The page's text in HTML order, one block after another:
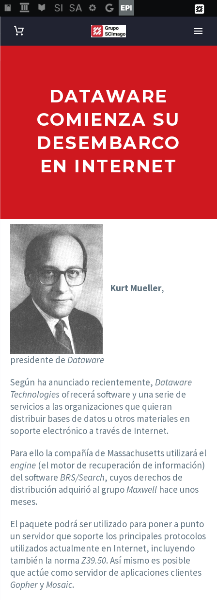
DATAWARE
COMIENZA SU
DESEMBARCO
EN INTERNET
Kurt Mueller,
presidente de Dataware
Según ha anunciado recientemente, Dataware
Technologies ofrecerá software y una serie de
servicios a las organizaciones que quieran
distribuir bases de datos u otros materiales en
soporte electrónico a través de Internet.
Para ello la compañía de Massachusetts utilizará el
engine (el motor de recuperación de información)
del software BRS/Search, cuyos derechos de
distribución adquirió al grupo Maxwell hace unos
meses.
El paquete podrá ser utilizado para poner a punto
un servidor que soporte los principales protocolos
utilizados actualmente en Internet, incluyendo
también la norma Z39.50. Así mismo es posible
que actúe como servidor de aplicaciones clientes
Gophery Mosaic.